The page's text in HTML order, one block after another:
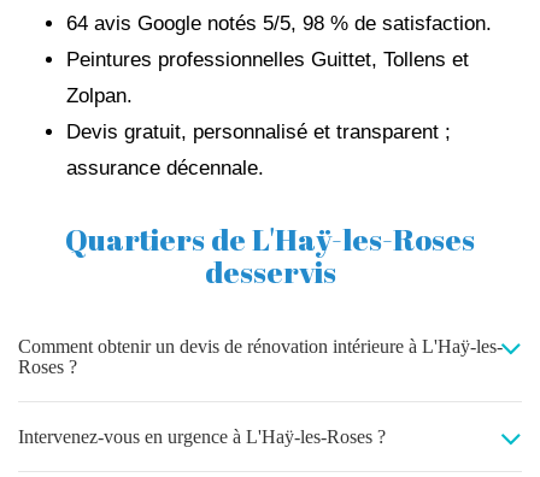
64 avis Google notés 5/5, 98 % de satisfaction.
Peintures professionnelles Guittet, Tollens et
Zolpan.
Devis gratuit, personnalisé et transparent ;
assurance décennale.
Quartiers de L'Haÿ-les-Roses
desservis
Comment obtenir un devis de rénovation intérieure à L'Haÿ-les-
Roses ?
Intervenez-vous en urgence à L'Haÿ-les-Roses ?